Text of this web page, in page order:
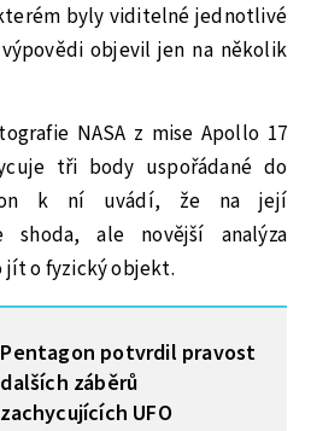
byly viditelné jednotlivé
objevil jen na několik
NASA z mise Apollo 17
tři body uspořádané do
k ní uvádí, že na její
shoda, ale novější analýza
jít o fyzický objekt.
Pentagon potvrdil pravost
dalších záběrů
zachycujících UFO